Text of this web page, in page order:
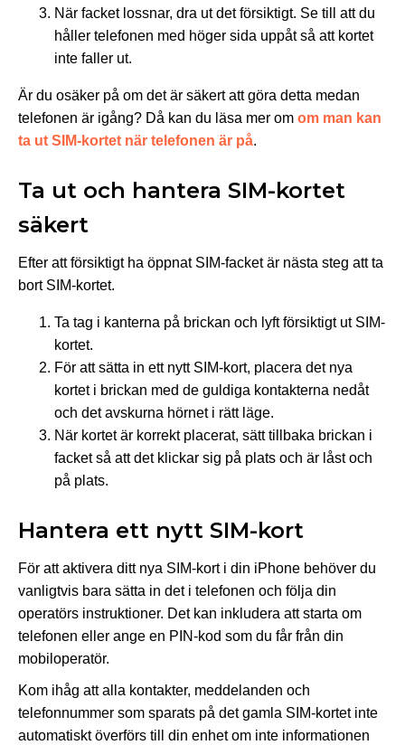
När facket lossnar, dra ut det försiktigt. Se till att du
håller telefonen med höger sida uppåt så att kortet
inte faller ut.
Är du osäker på om det är säkert att göra detta medan
telefonen är igång? Då kan du läsa mer om om man kan
ta ut SIM-kortet när telefonen är på.
Ta ut och hantera SIM-kortet
säkert
Efter att försiktigt ha öppnat SIM-facket är nästa steg att ta
bort SIM-kortet.
Ta tag i kanterna på brickan och lyft försiktigt ut SIM-
kortet.
För att sätta in ett nytt SIM-kort, placera det nya
kortet i brickan med de guldiga kontakterna nedåt
och det avskurna hörnet i rätt läge.
När kortet är korrekt placerat, sätt tillbaka brickan i
facket så att det klickar sig på plats och är låst och
på plats.
Hantera ett nytt SIM-kort
För att aktivera ditt nya SIM-kort i din iPhone behöver du
vanligtvis bara sätta in det i telefonen och följa din
operatörs instruktioner. Det kan inkludera att starta om
telefonen eller ange en PIN-kod som du får från din
mobiloperatör.
Kom ihåg att alla kontakter, meddelanden och
telefonnummer som sparats på det gamla SIM-kortet inte
automatiskt överförs till din enhet om inte informationen